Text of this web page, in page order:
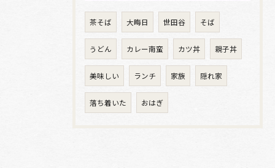
茶そば 大晦日 世田谷 そば
うどん カレー南蛮 カツ丼 親子丼
美味しい ランチ 家族 隠れ家
落ち着いた おはぎ